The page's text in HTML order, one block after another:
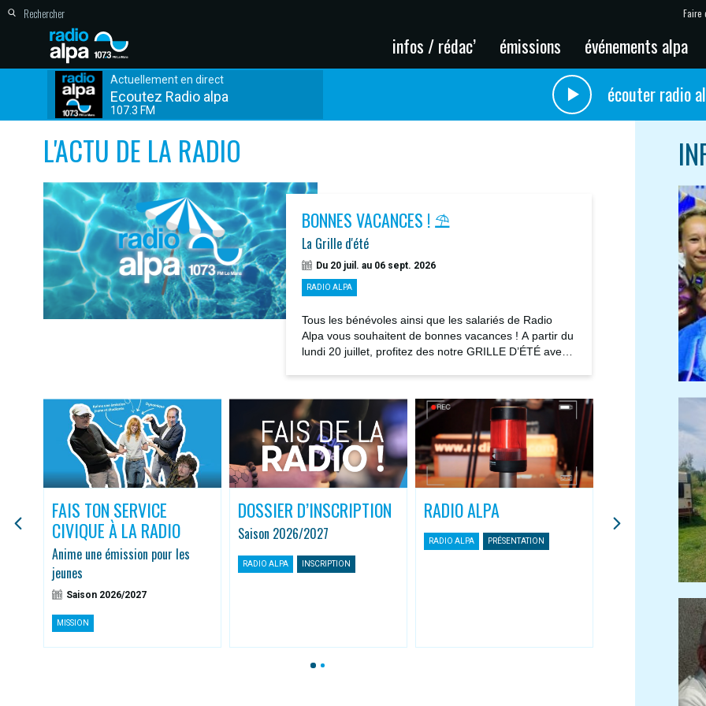
Faire
infos / rédac’ émissions événements alpa
Actuellement en direct
Ecoutez Radio alpa
107.3 FM
écouter radio
L'ACTU DE LA RADIO
BONNES VACANCES ! ⛱️
La Grille d'été
Du 20 juil. au 06 sept. 2026
RADIO ALPA
Tous les bénévoles ainsi que les salariés de Radio
Alpa vous souhaitent de bonnes vacances ! A partir du
lundi 20 juillet, profitez des notre GRILLE D’ÉTÉ avec
FAIS TON SERVICE
CIVIQUE À LA RADIO
Anime une émission pour les
jeunes
Saison 2026/2027
MISSION
DOSSIER D’INSCRIPTION
Saison 2026/2027
RADIO ALPA INSCRIPTION
RADIO ALPA
RADIO ALPA PRÉSENTATION
L’APPLI
ASSOCIATIVES
Une nouvelle